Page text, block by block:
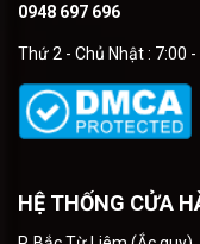
0948 697 696
Thứ 2 - Chủ Nhật : 7:00 -
HỆ THỐNG CỬA